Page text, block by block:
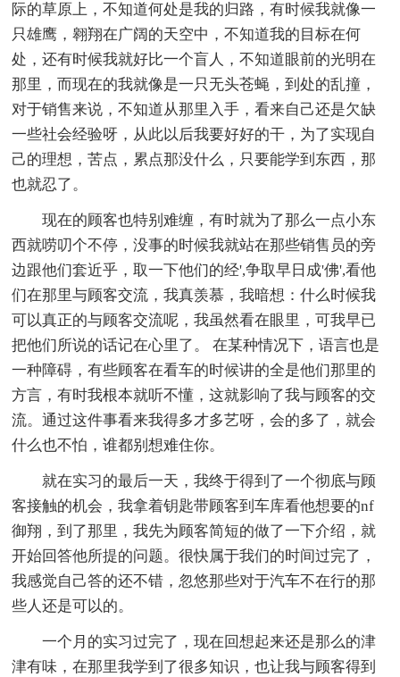
际的草原上，不知道何处是我的归路，有时候我就像一
只雄鹰，翱翔在广阔的天空中，不知道我的目标在何
处，还有时候我就好比一个盲人，不知道眼前的光明在
那里，而现在的我就像是一只无头苍蝇，到处的乱撞，
对于销售来说，不知道从那里入手，看来自己还是欠缺
一些社会经验呀，从此以后我要好好的干，为了实现自
己的理想，苦点，累点那没什么，只要能学到东西，那
也就忍了。
现在的顾客也特别难缠，有时就为了那么一点小东
西就唠叨个不停，没事的时候我就站在那些销售员的旁
边跟他们套近乎，取一下他们的经',争取早日成'佛',看他
们在那里与顾客交流，我真羡慕，我暗想：什么时候我
可以真正的与顾客交流呢，我虽然看在眼里，可我早已
把他们所说的话记在心里了。 在某种情况下，语言也是
一种障碍，有些顾客在看车的时候讲的全是他们那里的
方言，有时我根本就听不懂，这就影响了我与顾客的交
流。通过这件事看来我得多才多艺呀，会的多了，就会
什么也不怕，谁都别想难住你。
就在实习的最后一天，我终于得到了一个彻底与顾
客接触的机会，我拿着钥匙带顾客到车库看他想要的nf
御翔，到了那里，我先为顾客简短的做了一下介绍，就
开始回答他所提的问题。很快属于我们的时间过完了，
我感觉自己答的还不错，忽悠那些对于汽车不在行的那
些人还是可以的。
一个月的实习过完了，现在回想起来还是那么的津
津有味，在那里我学到了很多知识，也让我与顾客得到